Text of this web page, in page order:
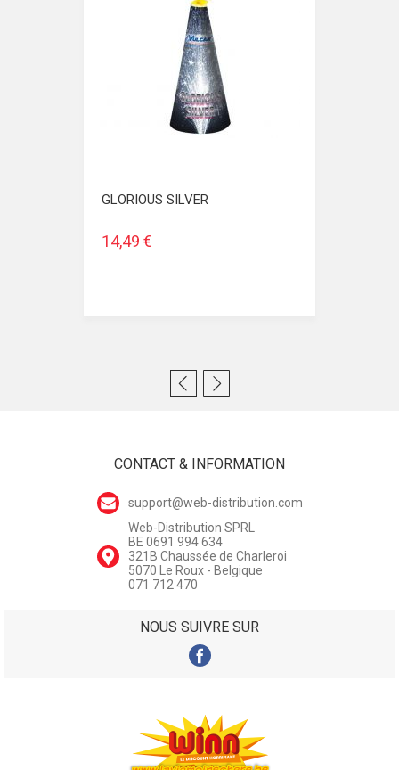
GLORIOUS SILVER
14,49 €
CONTACT & INFORMATION
support@web-distribution.com
Web-Distribution SPRL
BE 0691 994 634
321B Chaussée de Charleroi
5070 Le Roux - Belgique
071 712 470
NOUS SUIVRE SUR